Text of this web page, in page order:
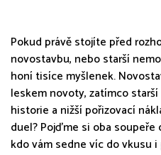
Pokud právě stojíte před
novostavbu, nebo starší
honí tisíce myšlenek.
leskem novoty, zatímco
historie a nižší pořizovací
duel? Pojďme si oba
kdo vám sedne víc do vkusu